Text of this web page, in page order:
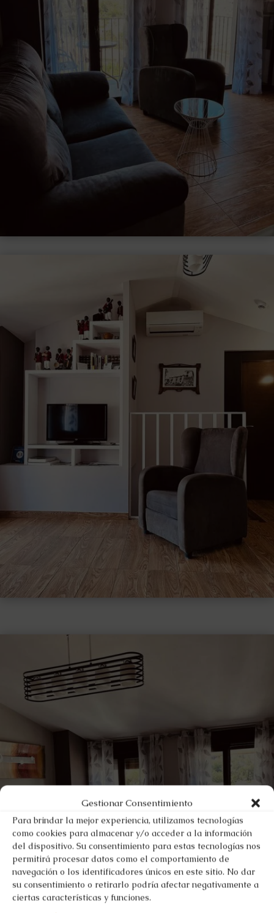
Gestionar Consentimiento
Para brindar la mejor experiencia, utilizamos tecnologías
como cookies para almacenar y/o acceder a la información
del dispositivo. Su consentimiento para estas tecnologías nos
permitirá procesar datos como el comportamiento de
navegación o los identificadores únicos en este sitio. No dar
su consentimiento o retirarlo podría afectar negativamente a
ciertas características y funciones.